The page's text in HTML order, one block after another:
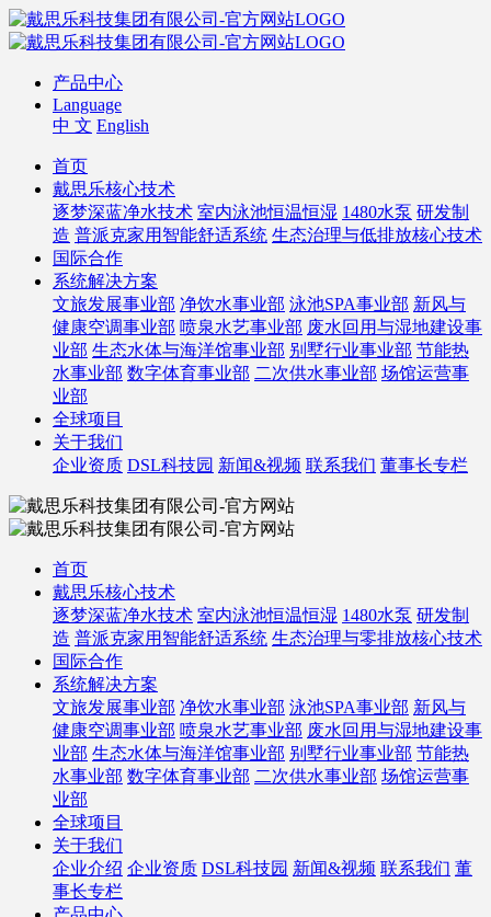
产品中心
Language
中 文 English
首页
戴思乐核心技术
逐梦深蓝净水技术 室内泳池恒温恒湿 1480水泵 研发制
造 普派克家用智能舒适系统 生态治理与低排放核心技术
国际合作
系统解决方案
文旅发展事业部 净饮水事业部 泳池SPA事业部 新风与
健康空调事业部 喷泉水艺事业部 废水回用与湿地建设事
业部 生态水体与海洋馆事业部 别墅行业事业部 节能热
水事业部 数字体育事业部 二次供水事业部 场馆运营事
业部
全球项目
关于我们
企业资质 DSL科技园 新闻&视频 联系我们 董事长专栏
首页
戴思乐核心技术
逐梦深蓝净水技术 室内泳池恒温恒湿 1480水泵 研发制
造 普派克家用智能舒适系统 生态治理与零排放核心技术
国际合作
系统解决方案
文旅发展事业部 净饮水事业部 泳池SPA事业部 新风与
健康空调事业部 喷泉水艺事业部 废水回用与湿地建设事
业部 生态水体与海洋馆事业部 别墅行业事业部 节能热
水事业部 数字体育事业部 二次供水事业部 场馆运营事
业部
全球项目
关于我们
企业介绍 企业资质 DSL科技园 新闻&视频 联系我们 董
事长专栏